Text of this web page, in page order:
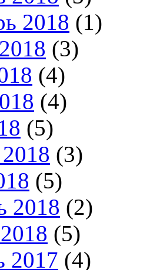
2018 (1)
(3)
(4)
(4)
(5)
(3)
(5)
2018 (2)
(5)
2017 (4)